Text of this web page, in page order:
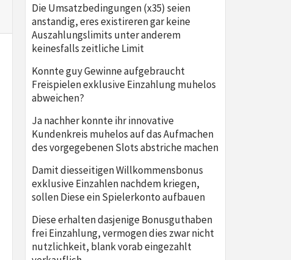
Die Umsatzbedingungen (x35) seien
anstandig, eres existireren gar keine
Auszahlungslimits unter anderem
keinesfalls zeitliche Limit
Konnte guy Gewinne aufgebraucht
Freispielen exklusive Einzahlung muhelos
abweichen?
Ja nachher konnte ihr innovative
Kundenkreis muhelos auf das Aufmachen
des vorgegebenen Slots abstriche machen
Damit diesseitigen Willkommensbonus
exklusive Einzahlen nachdem kriegen,
sollen Diese ein Spielerkonto aufbauen
Diese erhalten dasjenige Bonusguthaben
frei Einzahlung, vermogen dies zwar nicht
nutzlichkeit, blank vorab eingezahlt